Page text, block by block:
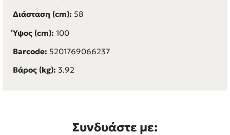
Διάσταση (cm): 58
Ύψος (cm): 100
Barcode: 5201769066237
Βάρος (kg): 3.92
Συνδυάστε με: